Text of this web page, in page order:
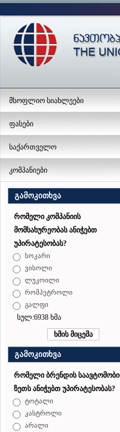
მსოფლიო სიახლეები
ფასები
საქართველო
კომპანიები
გამოკითხვა
რომელი კომპანიის
მომსახურეობას ანიჭებთ
უპირატესობას?
სოკარი
ვისოლი
ლუკოილი
რომპეტროლი
გალფი
სულ:6938 ხმა
გამოკითხვა
რომელი ბრენდის
ზეთს ანიჭებთ უპირატესობას?
ტოტალი
კასტროლი
არალი